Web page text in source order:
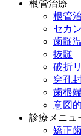
根管治療
根管
セカ
歯髄
抜髄
破折
穿孔
歯根
意図
診療メニュ
矯正